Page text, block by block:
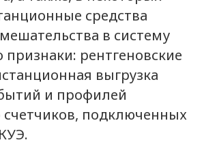
средства
в систему
признаки: рентгеновские
выгрузка
и профилей
подключенных